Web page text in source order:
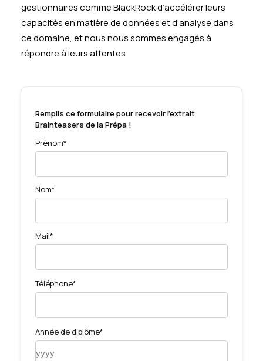
gestionnaires comme BlackRock d’accélérer leurs
capacités en matière de données et d’analyse dans
ce domaine, et nous nous sommes engagés à
répondre à leurs attentes.
Remplis ce formulaire pour recevoir l'extrait
Brainteasers de la Prépa !
Prénom*
Nom*
Mail*
Téléphone*
Année de diplôme*